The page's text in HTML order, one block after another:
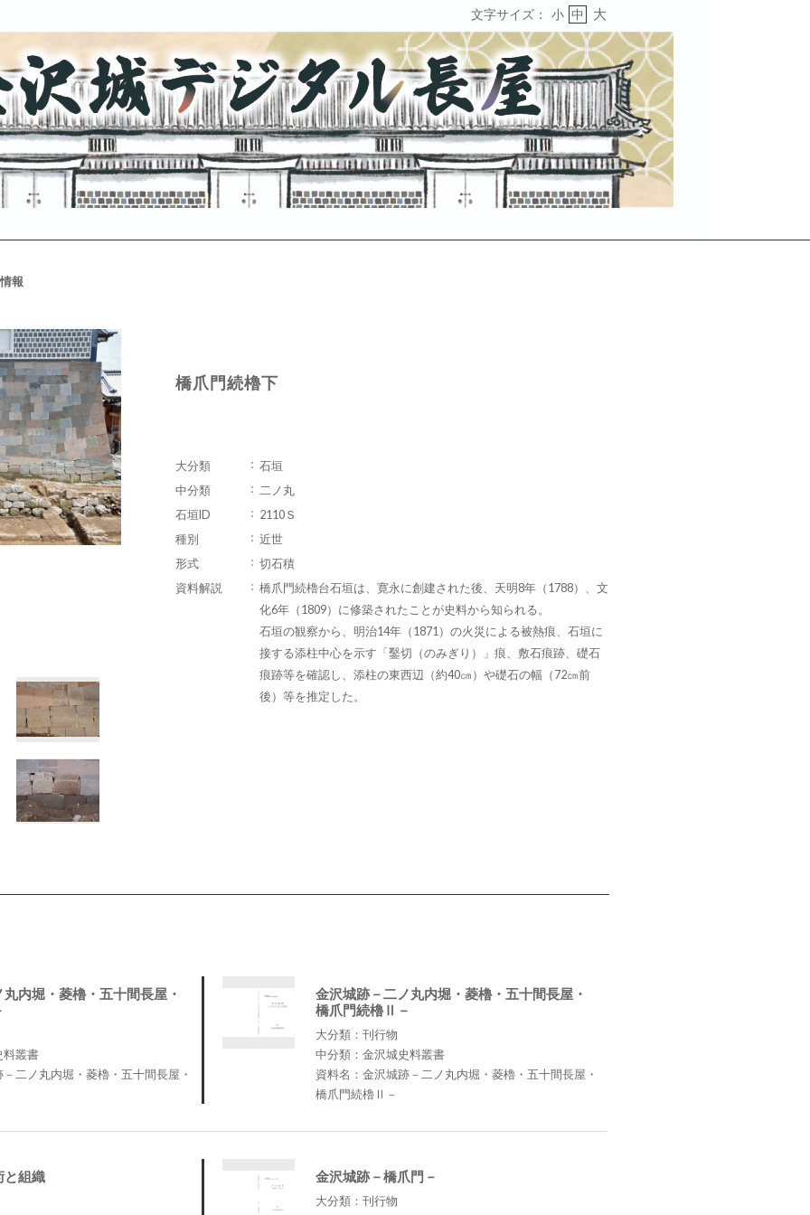
文字サイズ： 小 中 大
報
橋爪門続櫓下
大分類
石垣
中分類
二ノ丸
石垣ID
2110Ｓ
種別
近世
形式
切石積
資料解説
橋爪門続櫓台石垣は、寛永に創建された後、天明8年（1788）、文
化6年（1809）に修築されたことが史料から知られる。
石垣の観察から、明治14年（1871）の火災による被熱痕、石垣に
接する添柱中心を示す「鑿切（のみぎり）」痕、敷石痕跡、礎石
痕跡等を確認し、添柱の東西辺（約40㎝）や礎石の幅（72㎝前
後）等を推定した。
内堀・菱櫓・五十間長屋・
料叢書
二ノ丸内堀・菱櫓・五十間長屋・
金沢城跡－二ノ丸内堀・菱櫓・五十間長屋・
橋爪門続櫓Ⅱ－
大分類：刊行物
中分類：金沢城史料叢書
資料名：金沢城跡－二ノ丸内堀・菱櫓・五十間長屋・
橋爪門続櫓Ⅱ－
と組織 金沢城跡－橋爪門－
大分類：刊行物